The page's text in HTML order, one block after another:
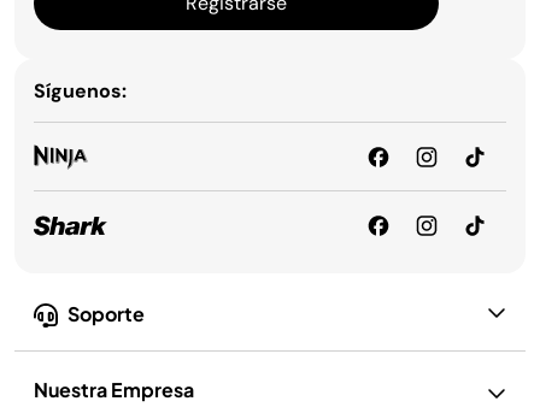
Soporte
Nuestra Empresa
Síguenos: